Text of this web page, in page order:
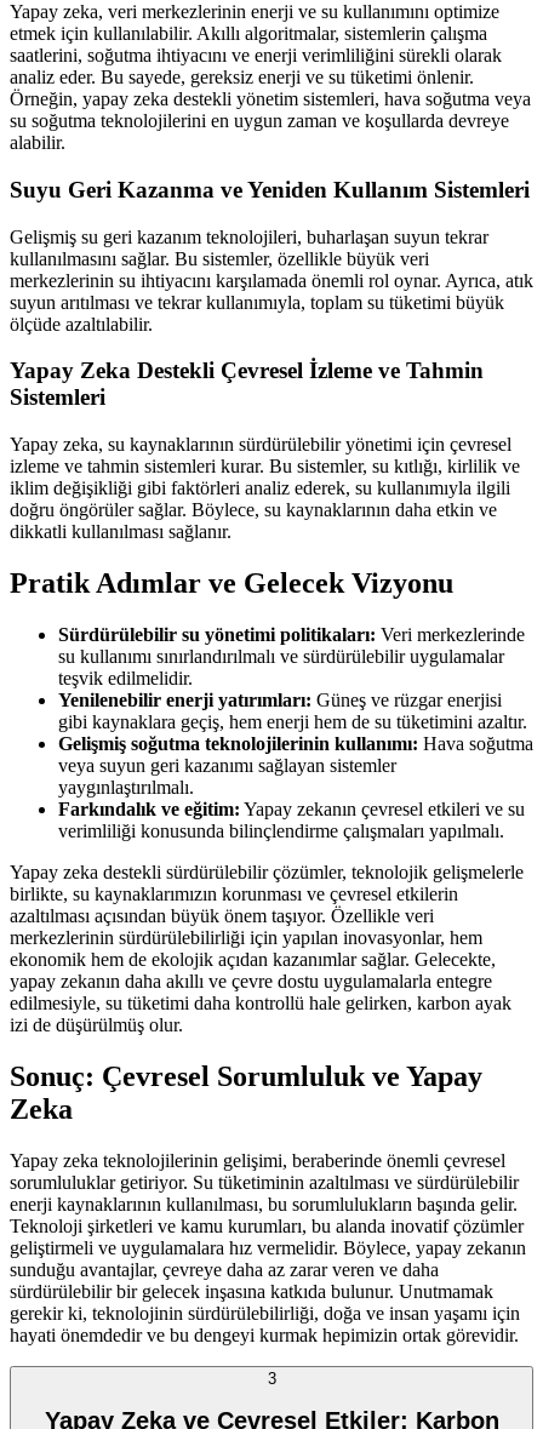
Yapay zeka, veri merkezlerinin enerji ve su kullanımını optimize
etmek için kullanılabilir. Akıllı algoritmalar, sistemlerin çalışma
saatlerini, soğutma ihtiyacını ve enerji verimliliğini sürekli olarak
analiz eder. Bu sayede, gereksiz enerji ve su tüketimi önlenir.
Örneğin, yapay zeka destekli yönetim sistemleri, hava soğutma veya
su soğutma teknolojilerini en uygun zaman ve koşullarda devreye
alabilir.
Suyu Geri Kazanma ve Yeniden Kullanım Sistemleri
Gelişmiş su geri kazanım teknolojileri, buharlaşan suyun tekrar
kullanılmasını sağlar. Bu sistemler, özellikle büyük veri
merkezlerinin su ihtiyacını karşılamada önemli rol oynar. Ayrıca, atık
suyun arıtılması ve tekrar kullanımıyla, toplam su tüketimi büyük
ölçüde azaltılabilir.
Yapay Zeka Destekli Çevresel İzleme ve Tahmin
Sistemleri
Yapay zeka, su kaynaklarının sürdürülebilir yönetimi için çevresel
izleme ve tahmin sistemleri kurar. Bu sistemler, su kıtlığı, kirlilik ve
iklim değişikliği gibi faktörleri analiz ederek, su kullanımıyla ilgili
doğru öngörüler sağlar. Böylece, su kaynaklarının daha etkin ve
dikkatli kullanılması sağlanır.
Pratik Adımlar ve Gelecek Vizyonu
Sürdürülebilir su yönetimi politikaları: Veri merkezlerinde
su kullanımı sınırlandırılmalı ve sürdürülebilir uygulamalar
teşvik edilmelidir.
Yenilenebilir enerji yatırımları: Güneş ve rüzgar enerjisi
gibi kaynaklara geçiş, hem enerji hem de su tüketimini azaltır.
Gelişmiş soğutma teknolojilerinin kullanımı: Hava soğutma
veya suyun geri kazanımı sağlayan sistemler
yaygınlaştırılmalı.
Farkındalık ve eğitim: Yapay zekanın çevresel etkileri ve su
verimliliği konusunda bilinçlendirme çalışmaları yapılmalı.
Yapay zeka destekli sürdürülebilir çözümler, teknolojik gelişmelerle
birlikte, su kaynaklarımızın korunması ve çevresel etkilerin
azaltılması açısından büyük önem taşıyor. Özellikle veri
merkezlerinin sürdürülebilirliği için yapılan inovasyonlar, hem
ekonomik hem de ekolojik açıdan kazanımlar sağlar. Gelecekte,
yapay zekanın daha akıllı ve çevre dostu uygulamalarla entegre
edilmesiyle, su tüketimi daha kontrollü hale gelirken, karbon ayak
izi de düşürülmüş olur.
Sonuç: Çevresel Sorumluluk ve Yapay
Zeka
Yapay zeka teknolojilerinin gelişimi, beraberinde önemli çevresel
sorumluluklar getiriyor. Su tüketiminin azaltılması ve sürdürülebilir
enerji kaynaklarının kullanılması, bu sorumlulukların başında gelir.
Teknoloji şirketleri ve kamu kurumları, bu alanda inovatif çözümler
geliştirmeli ve uygulamalara hız vermelidir. Böylece, yapay zekanın
sunduğu avantajlar, çevreye daha az zarar veren ve daha
sürdürülebilir bir gelecek inşasına katkıda bulunur. Unutmamak
gerekir ki, teknolojinin sürdürülebilirliği, doğa ve insan yaşamı için
hayati önemdedir ve bu dengeyi kurmak hepimizin ortak görevidir.
3
Yapay Zeka ve Çevresel Etkiler: Karbon